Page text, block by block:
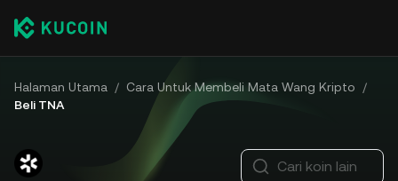
Halaman Utama / Cara Untuk Membeli Mata Wang Kripto
/
Beli TNA
Cari koin lain